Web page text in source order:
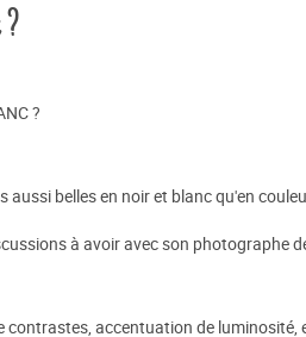
?
belles en noir et blanc qu'en
à avoir avec son photographe
accentuation de